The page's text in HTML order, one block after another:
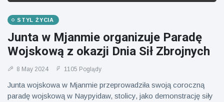
STYL ŻYCIA
Junta w Mjanmie organizuje Paradę
Wojskową z okazji Dnia Sił Zbrojnych
8 May 2024 1105 Poglądy
Junta wojskowa w Mjanmie przeprowadziła swoją coroczną
paradę wojskową w Naypyidaw, stolicy, jako demonstrację siły